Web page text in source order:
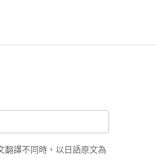
翻譯不同時，以日語原文為